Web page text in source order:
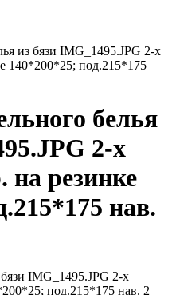
из бязи IMG_1495.JPG 2-х
140*200*25; под.215*175
белья
2-х
на резинке
нав.
IMG_1495.JPG 2-х
под.215*175 нав. 2